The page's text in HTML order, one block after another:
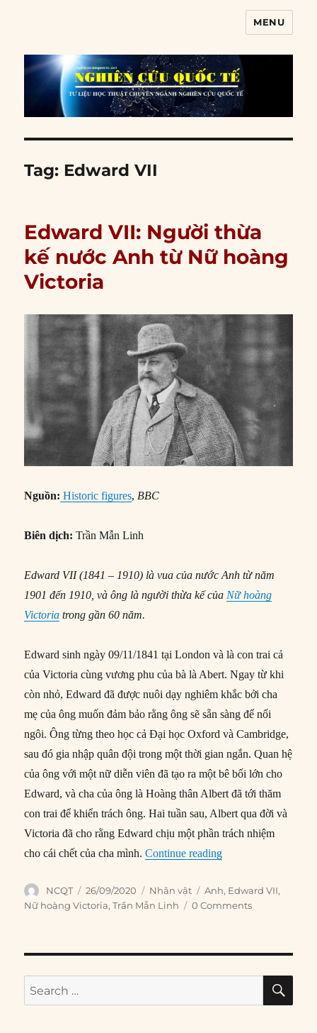
MENU
Tag: Edward VII
Edward VII: Người thừa
kế nước Anh từ Nữ hoàng
Victoria
Nguồn: Historic figures, BBC
Biên dịch: Trần Mẫn Linh
Edward VII (1841 – 1910) là vua của nước Anh từ năm
1901 đến 1910, và ông là người thừa kế của Nữ hoàng
Victoria trong gần 60 năm.
Edward sinh ngày 09/11/1841 tại London và là con trai cả
của Victoria cùng vương phu của bà là Abert. Ngay từ khi
còn nhỏ, Edward đã được nuôi dạy nghiêm khắc bởi cha
mẹ của ông muốn đảm bảo rằng ông sẽ sẵn sàng để nối
ngôi. Ông từng theo học cả Đại học Oxford và Cambridge,
sau đó gia nhập quân đội trong một thời gian ngắn. Quan hệ
của ông với một nữ diễn viên đã tạo ra một bê bối lớn cho
Edward, và cha của ông là Hoàng thân Albert đã tới thăm
con trai để khiển trách ông. Hai tuần sau, Albert qua đời và
Victoria đã cho rằng Edward chịu một phần trách nhiệm
cho cái chết của cha mình. Continue reading“Edward VII: Người
Author
NCQT
Posted
on
26/09/2020 Categories
Nhân vật Tags
Anh, Edward VII,
Nữ hoàng Victoria,Trần Mẫn Linh 0 Comments
Search
for: